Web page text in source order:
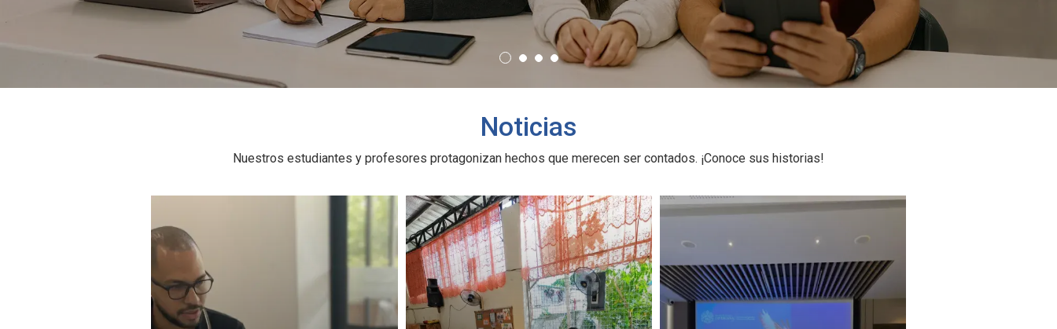
Noticias
Nuestros estudiantes y profesores protagonizan hechos que merecen ser contados. ¡Conoce sus historias!